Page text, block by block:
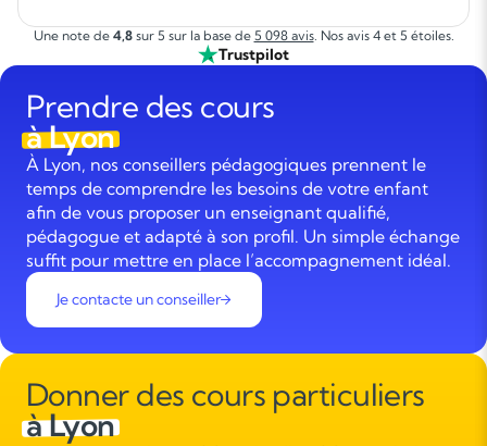
Une note de 4,8sur 5 sur la base de 5 098 avis. Nos avis 4 et 5 étoiles.
Trustpilot
Prendre des cours
à Lyon
À Lyon, nos conseillers pédagogiques prennent le
temps de comprendre les besoins de votre enfant
afin de vous proposer un enseignant qualifié,
pédagogue et adapté à son profil. Un simple échange
suffit pour mettre en place l’accompagnement idéal.
Je contacte un conseiller
Donner des cours particuliers
à Lyon